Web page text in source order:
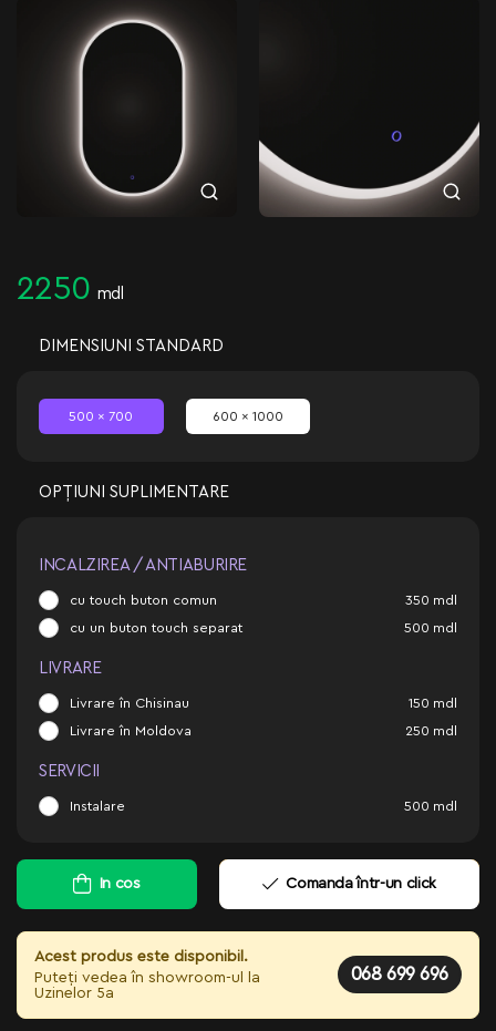
2250 mdl
DIMENSIUNI STANDARD
500 x 700 600 x 1000
OPȚIUNI SUPLIMENTARE
INCALZIREA / ANTIABURIRE
cu touch buton comun 350 mdl
cu un buton touch separat 500 mdl
LIVRARE
Livrare în Chisinau 150 mdl
Livrare în Moldova 250 mdl
SERVICII
Instalare 500 mdl
In cos Comanda într-un click
Acest produs este disponibil.
Puteți vedea în showroom-ul la
Uzinelor 5a
068 699 696